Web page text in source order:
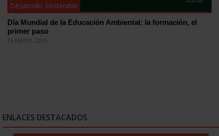
Desarrollo Sostenible
Día Mundial de la Educación Ambiental: la formación, el
primer paso
26 ENERO, 2026
ENLACES DESTACADOS